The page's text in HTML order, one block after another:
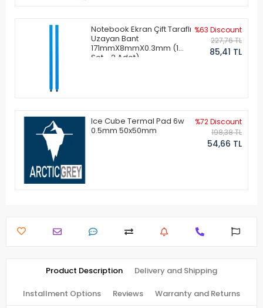
Notebook Ekran Çift Taraflı
Uzayan Bant
171mmX8mmX0.3mm (1
Set - 2 Adet)
%63 Discount
227,76 TL
85,41 TL
Ice Cube Termal Pad 6w
0.5mm 50x50mm
%72 Discount
198,38 TL
54,66 TL
Product Description Delivery and Shipping
Installment Options Reviews Warranty and Returns